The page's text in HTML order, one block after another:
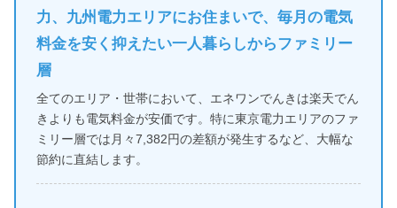
力、九州電力エリアにお住まいで、毎月の電気
料金を安く抑えたい一人暮らしからファミリー
層
全てのエリア・世帯において、エネワンでんきは楽天でん
きよりも電気料金が安価です。特に東京電力エリアのファ
ミリー層では月々7,382円の差額が発生するなど、大幅な
節約に直結します。